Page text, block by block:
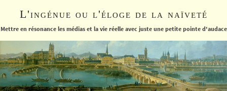
le
L'ingénue ou l'éloge de la naïveté
Mettre en résonance les médias et la vie réelle avec juste une petite pointe d'audace